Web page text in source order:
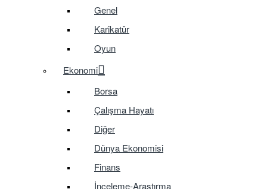
Genel
Karikatür
Oyun
Ekonomi
Borsa
Çalışma Hayatı
Diğer
Dünya Ekonomisi
Finans
İnceleme-Araştırma